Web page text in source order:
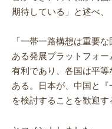
期待している」と述べ、
「一帯一路構想は重要
ある発展プラットフォ
有利であり、各国は平
ある。日本が、中国と
を検討することを歓迎す